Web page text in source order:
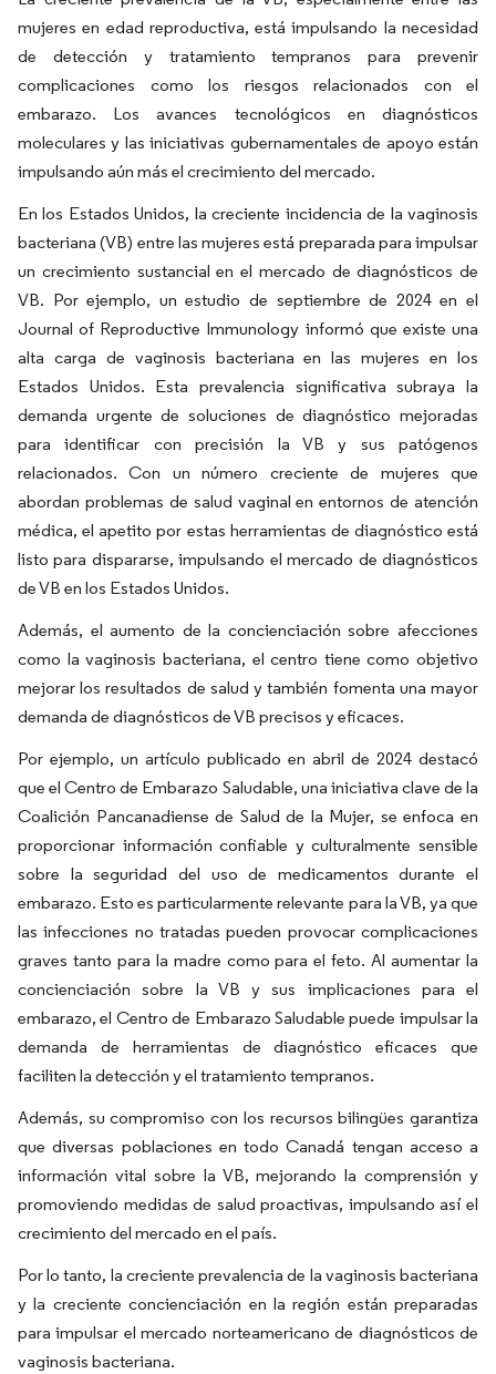
mujeres en edad reproductiva, está impulsando la necesidad
de detección y tratamiento tempranos para prevenir
complicaciones como los riesgos relacionados con el
embarazo. Los avances tecnológicos en diagnósticos
moleculares y las iniciativas gubernamentales de apoyo están
impulsando aún más el crecimiento del mercado.
En los Estados Unidos, la creciente incidencia de la vaginosis
bacteriana (VB) entre las mujeres está preparada para impulsar
un crecimiento sustancial en el mercado de diagnósticos de
VB. Por ejemplo, un estudio de septiembre de 2024 en el
Journal of Reproductive Immunology informó que existe una
alta carga de vaginosis bacteriana en las mujeres en los
Estados Unidos. Esta prevalencia significativa subraya la
demanda urgente de soluciones de diagnóstico mejoradas
para identificar con precisión la VB y sus patógenos
relacionados. Con un número creciente de mujeres que
abordan problemas de salud vaginal en entornos de atención
médica, el apetito por estas herramientas de diagnóstico está
listo para dispararse, impulsando el mercado de diagnósticos
de VB en los Estados Unidos.
Además, el aumento de la concienciación sobre afecciones
como la vaginosis bacteriana, el centro tiene como objetivo
mejorar los resultados de salud y también fomenta una mayor
demanda de diagnósticos de VB precisos y eficaces.
Por ejemplo, un artículo publicado en abril de 2024 destacó
que el Centro de Embarazo Saludable, una iniciativa clave de la
Coalición Pancanadiense de Salud de la Mujer, se enfoca en
proporcionar información confiable y culturalmente sensible
sobre la seguridad del uso de medicamentos durante el
embarazo. Esto es particularmente relevante para la VB, ya que
las infecciones no tratadas pueden provocar complicaciones
graves tanto para la madre como para el feto. Al aumentar la
concienciación sobre la VB y sus implicaciones para el
embarazo, el Centro de Embarazo Saludable puede impulsar la
demanda de herramientas de diagnóstico eficaces que
faciliten la detección y el tratamiento tempranos.
Además, su compromiso con los recursos bilingües garantiza
que diversas poblaciones en todo Canadá tengan acceso a
información vital sobre la VB, mejorando la comprensión y
promoviendo medidas de salud proactivas, impulsando así el
crecimiento del mercado en el país.
Por lo tanto, la creciente prevalencia de la vaginosis bacteriana
y la creciente concienciación en la región están preparadas
para impulsar el mercado norteamericano de diagnósticos de
vaginosis bacteriana.